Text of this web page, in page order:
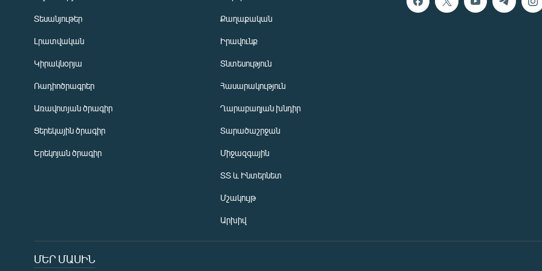
Տեսանյութեր
Լրատվական
Կիրակնօրյա
Ռադիոծրագրեր
Առավոտյան ծրագիր
Ցերեկային ծրագիր
Երեկոյան ծրագիր
Քաղաքական
Իրավունք
Տնտեսություն
Հասարակություն
Ղարաբաղյան խնդիր
Տարածաշրջան
Միջազգային
ՏՏ և Ինտերնետ
Մշակույթ
Արխիվ
ՄԵՐ ՄԱՍԻՆ